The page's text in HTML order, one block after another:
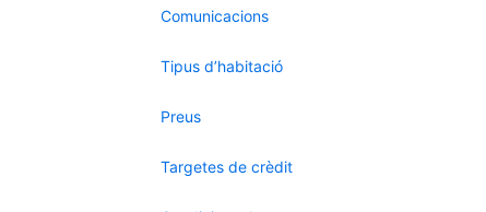
Comunicacions
Tipus d’habitació
Preus
Targetes de crèdit